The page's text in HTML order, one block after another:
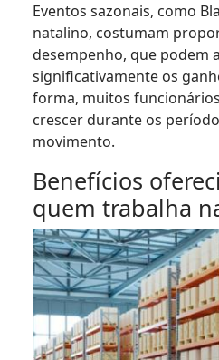
Eventos sazonais, como
natalino, costumam
desempenho, que podem
significativamente os
forma, muitos
crescer durante os
movimento.
Benefícios
quem trabalha